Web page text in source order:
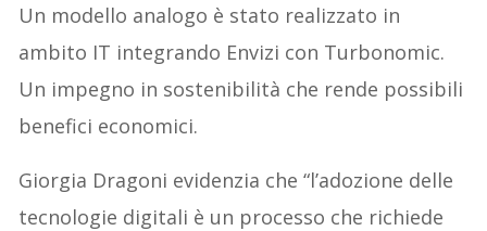
Un modello analogo è stato realizzato in
ambito IT integrando Envizi con Turbonomic.
Un impegno in sostenibilità che rende possibili
benefici economici.
Giorgia Dragoni evidenzia che “l’adozione delle
tecnologie digitali è un processo che richiede